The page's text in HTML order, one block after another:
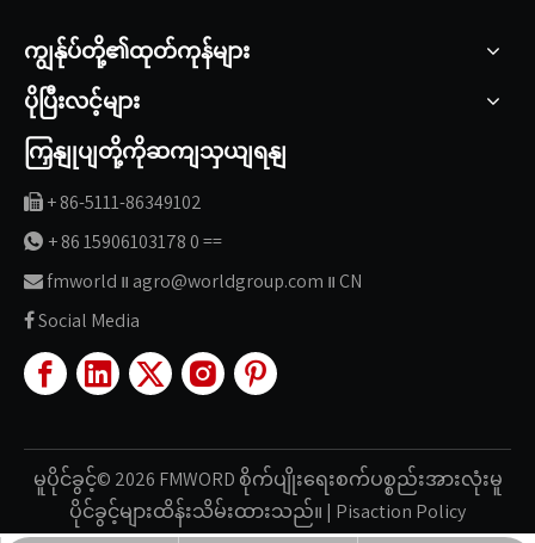
ကျွန်ုပ်တို့၏ထုတ်ကုန်များ
ပိုပြီးလင့်များ
ကြှနျုပျတို့ကိုဆကျသှယျရနျ
 + 86-5111-86349102
 + 86 15906103178 0 ==
fmworld ။ agro@worldgroup.com ။ CN
Social Media
မူပိုင်ခွင့်© 2026 FMWORD စိုက်ပျိုးရေးစက်ပစ္စည်းအားလုံးမူ
ပိုင်ခွင့်များထိန်းသိမ်းထားသည်။ | Pisaction Policy